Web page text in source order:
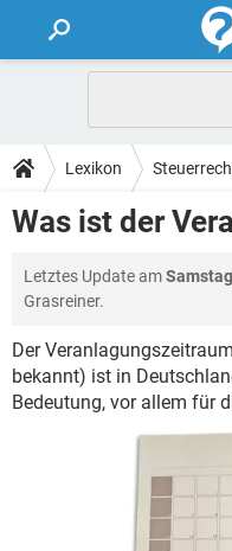
FORUM
TIPPS
LEXIKON
Lexikon
Was ist der
Letztes Update am
Grasreiner.
Der
bekannt) ist in
Bedeutung, vor allem für